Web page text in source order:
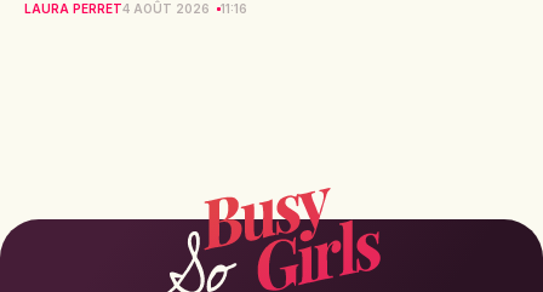
LAURA PERRET4 AOÛT 2026 11:16